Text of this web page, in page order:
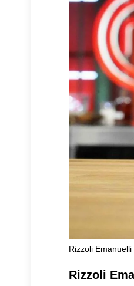
Rizzoli Emanuelli
Rizzoli
Rizzoli